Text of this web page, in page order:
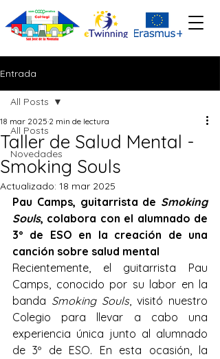
Entrada
All Posts
Novedades
All Posts
Taller de Salud Mental -
Smoking Souls
18 mar 2025 2 min de lectura
Actualizado: 18 mar 2025
Pau Camps, guitarrista de Smoking
Souls, colabora con el alumnado de
3º de ESO en la creación de una
canción sobre salud mental
Recientemente, el guitarrista Pau
Camps, conocido por su labor en la
banda Smoking Souls, visitó nuestro
Colegio para llevar a cabo una
experiencia única junto al alumnado
de 3º de ESO. En esta ocasión, la